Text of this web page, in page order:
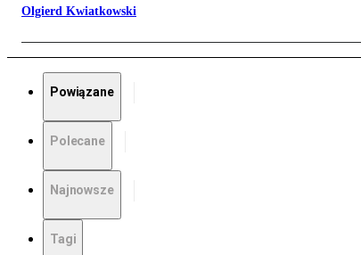
Olgierd Kwiatkowski
Powiązane
Polecane
Najnowsze
Tagi